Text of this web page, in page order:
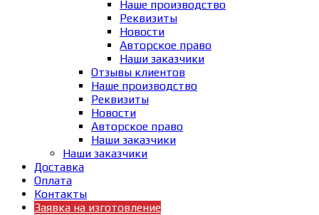
Наше производство
Реквизиты
Новости
Авторское право
Наши заказчики
Отзывы клиентов
Наше производство
Реквизиты
Новости
Авторское право
Наши заказчики
Наши заказчики
Доставка
Оплата
Контакты
Заявка на изготовление